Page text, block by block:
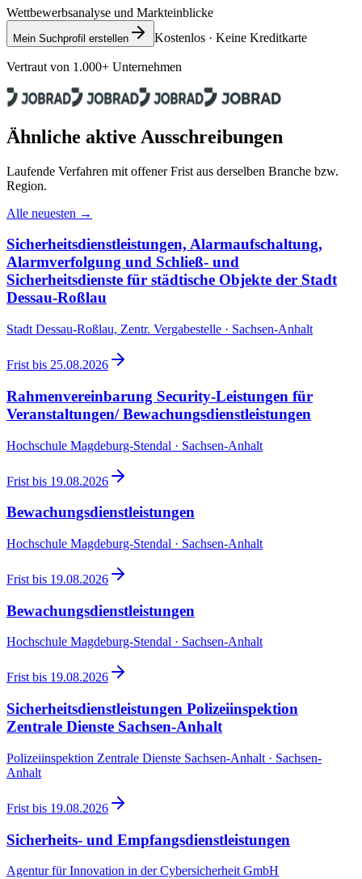
Wettbewerbsanalyse und Markteinblicke
Mein Suchprofil erstellen Kostenlos · Keine Kreditkarte
Vertraut von 1.000+ Unternehmen
Ähnliche aktive Ausschreibungen
Laufende Verfahren mit offener Frist aus derselben Branche bzw.
Region.
Alle neuesten →
Sicherheitsdienstleistungen, Alarmaufschaltung,
Alarmverfolgung und Schließ- und
Sicherheitsdienste für städtische Objekte der Stadt
Dessau-Roßlau
Stadt Dessau-Roßlau, Zentr. Vergabestelle · Sachsen-Anhalt
Frist bis 25.08.2026
Rahmenvereinbarung Security-Leistungen für
Veranstaltungen/ Bewachungsdienstleistungen
Hochschule Magdeburg-Stendal · Sachsen-Anhalt
Frist bis 19.08.2026
Bewachungsdienstleistungen
Hochschule Magdeburg-Stendal · Sachsen-Anhalt
Frist bis 19.08.2026
Bewachungsdienstleistungen
Hochschule Magdeburg-Stendal · Sachsen-Anhalt
Frist bis 19.08.2026
Sicherheitsdienstleistungen Polizeiinspektion
Zentrale Dienste Sachsen-Anhalt
Polizeiinspektion Zentrale Dienste Sachsen-Anhalt · Sachsen-
Anhalt
Frist bis 19.08.2026
Sicherheits- und Empfangsdienstleistungen
Agentur für Innovation in der Cybersicherheit GmbH